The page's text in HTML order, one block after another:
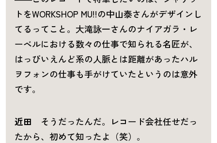
トをWORKSHOP MU!!の中山泰さんがデザインし
てるってこと。大滝詠一さんのナイアガラ・レ
ーベルにおける数々の仕事で知られる名匠が、
はっぴいえんど系の人脈とは距離があったハル
ヲフォンの仕事も手がけていたというのは意外
です。
近田 そうだったんだ。レコード会社任せだっ
たから、初めて知ったよ（笑）。